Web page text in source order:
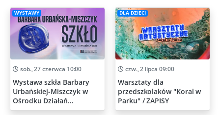
WYSTAWY
sob., 27 czerwca 10:00
Wystawa szkła Barbary
Urbańskiej-Miszczyk w
Ośrodku Działań
Artystycznych
DLA DZIECI
czw., 2 lipca 09:00
Warsztaty dla
przedszkolaków "Koral w
Parku" / ZAPISY